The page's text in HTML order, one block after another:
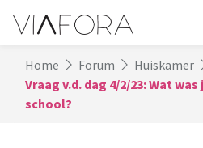
Home Forum
Huiskamer
Vraag v.d. dag 4/2/23: Wat
school?